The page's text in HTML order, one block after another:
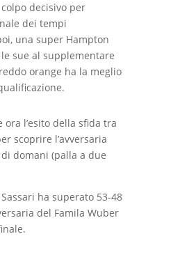
decisivo per
dei tempi
una super Hampton
sue al supplementare
orange ha la meglio
ora l’esito della sfida tra
scoprire l’avversaria
domani (palla a due
ha superato 53-48
del Famila Wuber